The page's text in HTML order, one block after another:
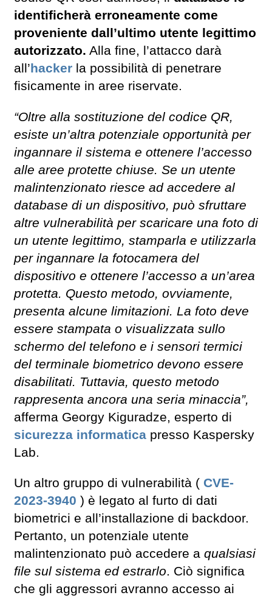
identificherà erroneamente come
proveniente dall’ultimo utente legittimo
autorizzato. Alla fine, l’attacco darà
all’hacker la possibilità di penetrare
fisicamente in aree riservate.
“Oltre alla sostituzione del codice QR,
esiste un’altra potenziale opportunità per
ingannare il sistema e ottenere l’accesso
alle aree protette chiuse. Se un utente
malintenzionato riesce ad accedere al
database di un dispositivo, può sfruttare
altre vulnerabilità per scaricare una foto di
un utente legittimo, stamparla e utilizzarla
per ingannare la fotocamera del
dispositivo e ottenere l’accesso a un’area
protetta. Questo metodo, ovviamente,
presenta alcune limitazioni. La foto deve
essere stampata o visualizzata sullo
schermo del telefono e i sensori termici
del terminale biometrico devono essere
disabilitati. Tuttavia, questo metodo
rappresenta ancora una seria minaccia”,
afferma Georgy Kiguradze, esperto di
sicurezza informatica presso Kaspersky
Lab.
Un altro gruppo di vulnerabilità ( CVE-
2023-3940 ) è legato al furto di dati
biometrici e all’installazione di backdoor.
Pertanto, un potenziale utente
malintenzionato può accedere a qualsiasi
file sul sistema ed estrarlo. Ciò significa
che gli aggressori avranno accesso ai